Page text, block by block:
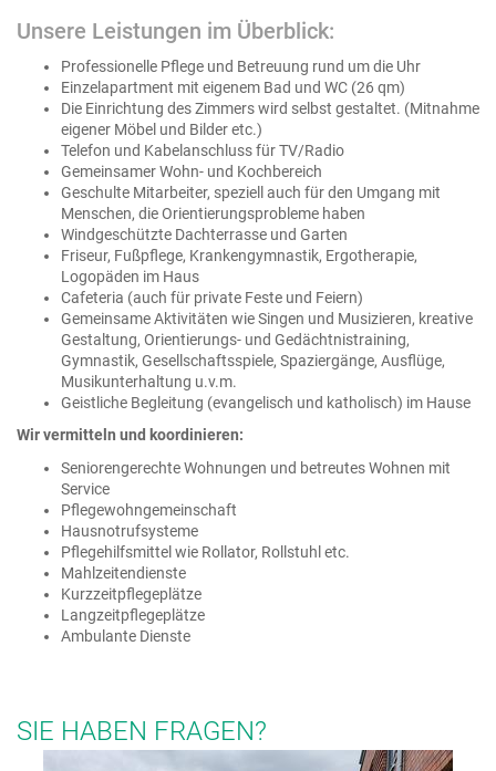
Unsere Leistungen im Überblick:
Professionelle Pflege und Betreuung rund um die Uhr
Einzelapartment mit eigenem Bad und WC (26 qm)
Die Einrichtung des Zimmers wird selbst gestaltet. (Mitnahme
eigener Möbel und Bilder etc.)
Telefon und Kabelanschluss für TV/Radio
Gemeinsamer Wohn- und Kochbereich
Geschulte Mitarbeiter, speziell auch für den Umgang mit
Menschen, die Orientierungsprobleme haben
Windgeschützte Dachterrasse und Garten
Friseur, Fußpflege, Krankengymnastik, Ergotherapie,
Logopäden im Haus
Cafeteria (auch für private Feste und Feiern)
Gemeinsame Aktivitäten wie Singen und Musizieren, kreative
Gestaltung, Orientierungs- und Gedächtnistraining,
Gymnastik, Gesellschaftsspiele, Spaziergänge, Ausflüge,
Musikunterhaltung u.v.m.
Geistliche Begleitung (evangelisch und katholisch) im Hause
Wir vermitteln und koordinieren:
Seniorengerechte Wohnungen und betreutes Wohnen mit
Service
Pflegewohngemeinschaft
Hausnotrufsysteme
Pflegehilfsmittel wie Rollator, Rollstuhl etc.
Mahlzeitendienste
Kurzzeitpflegeplätze
Langzeitpflegeplätze
Ambulante Dienste
SIE HABEN FRAGEN?